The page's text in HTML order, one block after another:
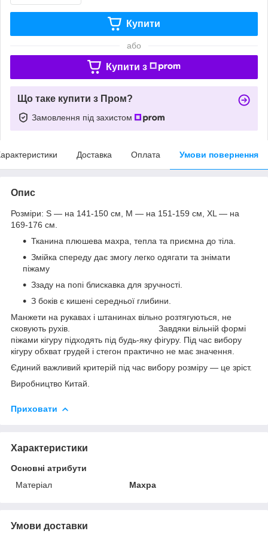
Купити
або
Купити з
Що таке купити з Пром?
Замовлення під захистом
Доставка Оплата Умови повернення
Опис
Розміри: S — на 141-150 см, М — на 151-159 см, XL — на
169-176 см.
Тканина плюшева махра, тепла та приємна до тіла.
Змійка спереду дає змогу легко одягати та знімати
піжаму
Ззаду на попі блискавка для зручності.
З боків є кишені середньої глибини.
Манжети на рукавах і штанинах вільно розтягуються, не
сковують рухів. Завдяки вільній формі
піжами кігуру підходять під будь-яку фігуру. Під час вибору
кігуру обхват грудей і стегон практично не має значення.
Єдиний важливий критерій під час вибору розміру — це зріст.
Виробництво Китай.
Приховати
Характеристики
Основні атрибути
Матеріал
Махра
Умови доставки